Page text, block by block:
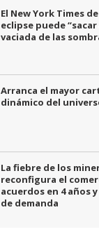
El New York Times
eclipse puede “sacar
vaciada de las
Arranca el mayor
dinámico del
La fiebre de los
reconfigura el
acuerdos en 4 años
de demanda